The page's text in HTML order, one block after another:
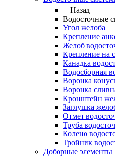
Назад
Водосточные
Угол желоба
Крепление
Желоб
Крепление на
Канадка
Водосборная
Воронка
Воронка
Кронштейн
Заглушка
Отмет
Труба
Колено
Тройник
Доборные элементы